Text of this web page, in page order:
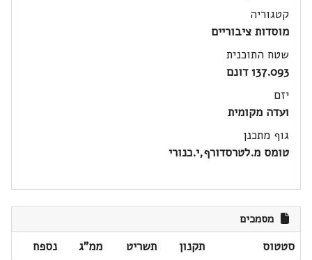
קטגוריה
מוסדות ציבוריים
שטח התוכנית
137.093 דונם
יזם
ועדה מקומית
גוף מתכנן
טומס מ.לטרסדורף,י.כנורי
מסמכים
סטטוס תקנון תשריט ממ"ג
נספח